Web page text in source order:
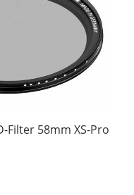
Filter 58mm XS-Pro